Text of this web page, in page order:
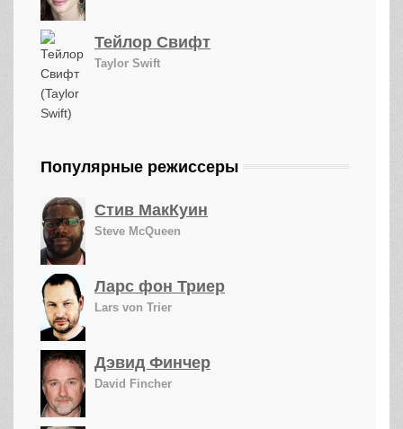
Тейлор Свифт
Taylor Swift
Популярные режиссеры
Стив МакКуин
Steve McQueen
Ларс фон Триер
Lars von Trier
Дэвид Финчер
David Fincher